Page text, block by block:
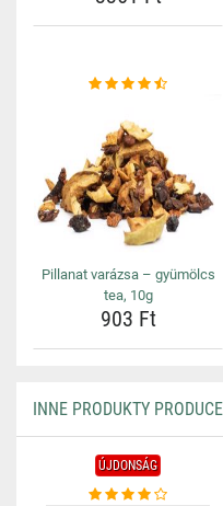
Pillanat varázsa – gyümölcs
tea, 10g
903 Ft
INNE PRODUKTY
ÚJDONSÁG